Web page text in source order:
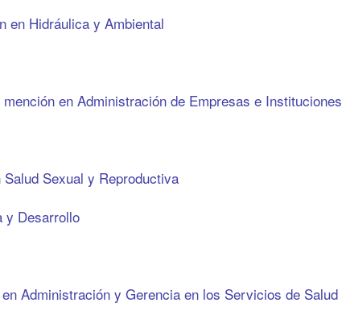
en Hidráulica y Ambiental
en Administración de Empresas e Instituciones
Sexual y Reproductiva
y Desarrollo
Administración y Gerencia en los Servicios de Salud